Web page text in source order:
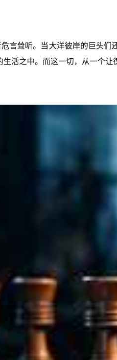
言耸听。当大洋彼岸的巨头们
活之中。而这一切，从一个让